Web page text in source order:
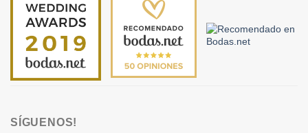
SÍGUENOS!